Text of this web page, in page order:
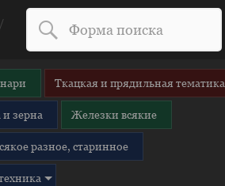
Ткацкая и прядильная тематика
и зерна Железки всякие
разное, старинное